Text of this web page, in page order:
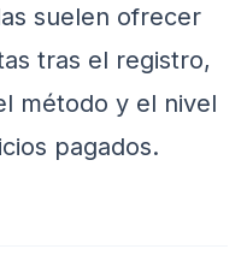
suelen ofrecer
tras el registro,
método y el nivel
pagados.